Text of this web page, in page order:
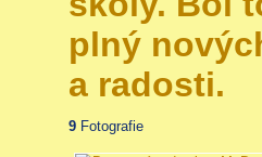
plný
a radosti.
9 Fotografie